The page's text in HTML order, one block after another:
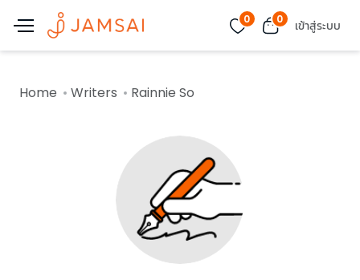
0 0 เข้าสู่ระบบ
Home Writers Rainnie So